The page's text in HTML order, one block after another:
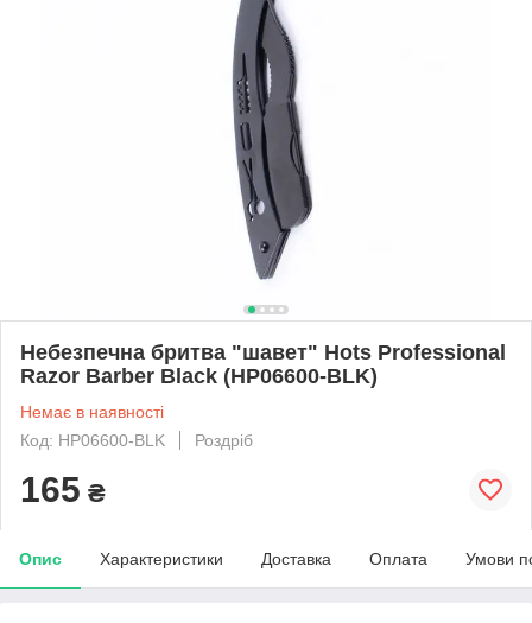
Небезпечна бритва "шавет" Hots Professional
Razor Barber Black (HP06600-BLK)
Немає в наявності
Код: HP06600-BLK
Роздріб
165 ₴
Опис Характеристики Доставка Оплата Умови